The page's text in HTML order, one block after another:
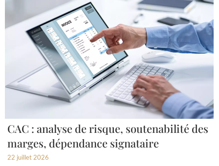
CAC : analyse de risque, soutenabilité des
marges, dépendance signataire
22 juillet 2026